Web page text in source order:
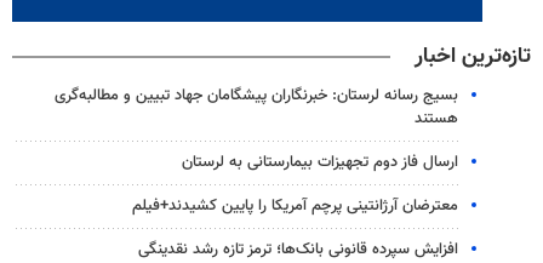
تازه‌ترین اخبار
بسیج رسانه لرستان: خبرنگاران پیشگامان جهاد تبیین و مطالبه‌گری
هستند
ارسال فاز دوم تجهیزات بیمارستانی به لرستان
معترضان آرژانتینی پرچم آمریکا را پایین کشیدند+فیلم
افزایش سپرده قانونی بانک‌ها؛ ترمز تازه رشد نقدینگی